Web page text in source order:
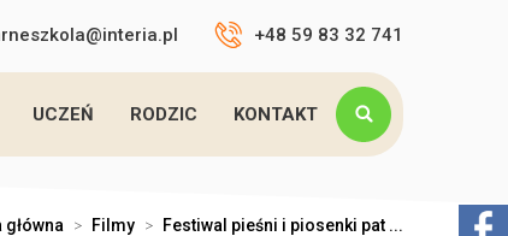
+48 59 83 32 741
UCZEŃ RODZIC KONTAKT
> Filmy > Festiwal pieśni i piosenki pat ...